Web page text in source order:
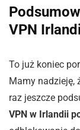
VPN
To już koniec
Mamy nadzieję,
raz jeszcze
VPN w Irlandii